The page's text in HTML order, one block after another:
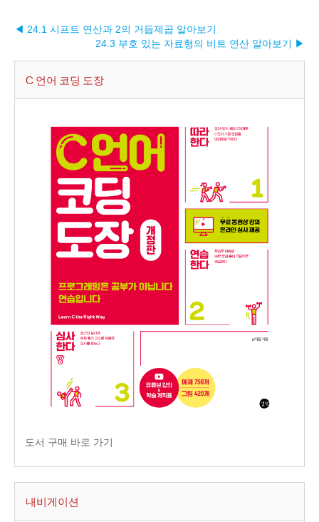
◀ 24.1 시프트 연산과 2의 거듭제곱 알아보기
24.3 부호 있는 자료형의 비트 연산 알아보기 ▶︎
C 언어 코딩 도장
도서 구매 바로 가기
내비게이션